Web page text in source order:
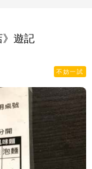
》遊記
不妨一試